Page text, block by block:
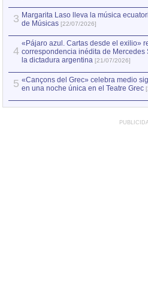
3 Margarita Laso lleva la música
de Músicas [22/07/2026]
4
«Pájaro azul. Cartas desde el exilio»
correspondencia inédita de Mercedes
la dictadura argentina [21/07/2026]
5 «Cançons del Grec» celebra medio
en una noche única en el Teatre Grec